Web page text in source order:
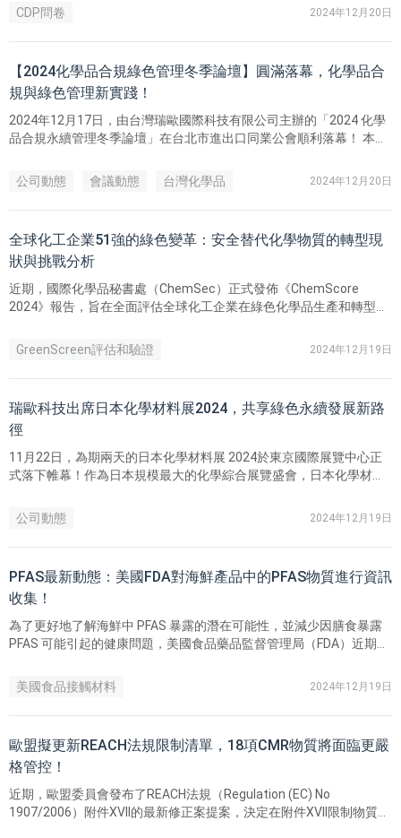
CDP問卷 2024年12月20日
【2024化學品合規綠色管理冬季論壇】圓滿落幕，化學品合
規與綠色管理新實踐！
2024年12月17日，由台灣瑞歐國際科技有限公司主辦的「2024 化學
品合規永續管理冬季論壇」在台北市進出口同業公會順利落幕！ 本屆
灣與印度在新化學物質登錄及產品認證方面的最新法規動態與應對策
略。
公司動態 會議動態 台灣化學品 2024年12月20日
全球化工企業51強的綠色變革：安全替代化學物質的轉型現
狀與挑戰分析
近期，國際化學品秘書處（ChemSec）正式發佈《ChemScore
2024》報告，旨在全面評估全球化工企業在綠色化學品生產和轉型方
GreenScreen評估和驗證
2024年12月19日
瑞歐科技出席日本化學材料展2024，共享綠色永續發展新路
徑
11月22日，為期兩天的日本化學材料展 2024於東京國際展覽中心正
式落下帷幕！作為日本規模最大的化學綜合展覽盛會，日本化學材料
導體材料、汽車零部件、電池材料、醫療及食品等多個領域的最新成
果，旨在實現碳中和目標、推動碳循環型社會發展。
公司動態 2024年12月19日
PFAS最新動態：美國FDA對海鮮產品中的PFAS物質進行資訊
收集！
為了更好地了解海鮮中 PFAS 暴露的潛在可能性，並減少因膳食暴露
PFAS 可能引起的健康問題，美國食品藥品監督管理局（FDA）近期發
2025年2月18日。
美國食品接觸材料 2024年12月19日
歐盟擬更新REACH法規限制清單，18項CMR物質將面臨更嚴
格管控！
近期，歐盟委員會發布了REACH法規（Regulation (EC) No
1907/2006）附件XVII的最新修正案提案，決定在附件XVII限制物質清